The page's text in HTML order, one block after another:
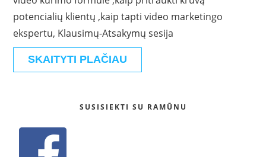
potencialių klientų ,kaip tapti video marketingo
ekspertu, Klausimų-Atsakymų sesija
SKAITYTI PLAČIAU
SUSISIEKTI SU RAMŪNU